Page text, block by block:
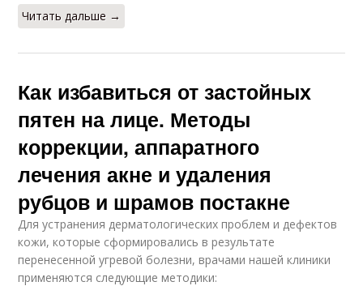
Читать дальше →
Как избавиться от застойных
пятен на лице. Методы
коррекции, аппаратного
лечения акне и удаления
рубцов и шрамов постакне
Для устранения дерматологических проблем и дефектов
кожи, которые сформировались в результате
перенесенной угревой болезни, врачами нашей клиники
применяются следующие методики: